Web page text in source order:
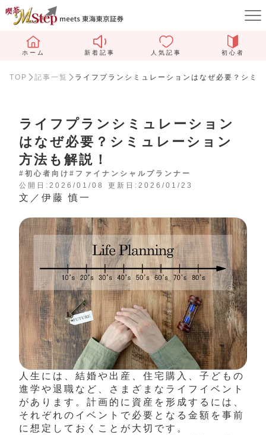
ホーム 新着記事 人気記事 初心者
TOP 記事一覧 ライフプランシミュレーションはなぜ必要？シミ
ライフプランシミュレーション
はなぜ必要？シミュレーション
方法も解説！
#初心者向け #ファイナンシャルプランナー
公開日:2026/01/08
更新日:2026/01/23
文／伊藤 慎一
人生には、結婚や出産、住宅購入、子どもの
進学や退職など、さまざまなライフイベント
があります。計画的に資産を形成するには、
それぞれのイベントで必要となる金額を事前
に想定しておくことが大切です。